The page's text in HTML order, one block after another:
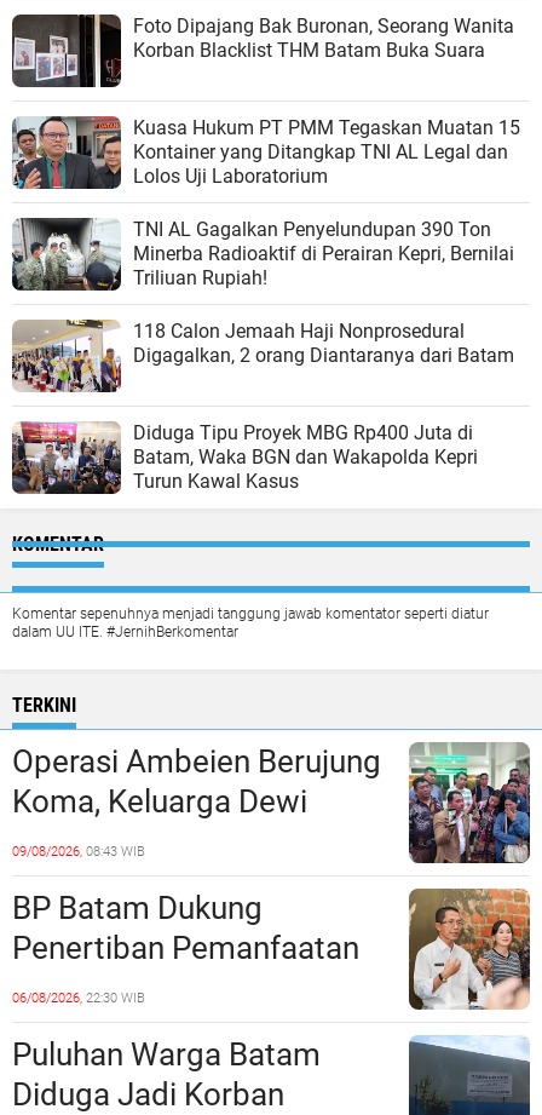
Foto Dipajang Bak Buronan, Seorang Wanita
Korban Blacklist THM Batam Buka Suara
Kuasa Hukum PT PMM Tegaskan Muatan 15
Kontainer yang Ditangkap TNI AL Legal dan
Lolos Uji Laboratorium
TNI AL Gagalkan Penyelundupan 390 Ton
Minerba Radioaktif di Perairan Kepri, Bernilai
Triliuan Rupiah!
118 Calon Jemaah Haji Nonprosedural
Digagalkan, 2 orang Diantaranya dari Batam
Diduga Tipu Proyek MBG Rp400 Juta di
Batam, Waka BGN dan Wakapolda Kepri
Turun Kawal Kasus
KOMENTAR
Komentar sepenuhnya menjadi tanggung jawab komentator seperti diatur
dalam UU ITE. #JernihBerkomentar
TERKINI
Operasi Ambeien Berujung
Koma, Keluarga Dewi
Sartika Polisikan RS Awal
Bros Botania
09/08/2026, 08:43 WIB
BP Batam Dukung
Penertiban Pemanfaatan
Ruang Laut Sesuai
Ketentuan Peraturan
Perundang-undangan
06/08/2026, 22:30 WIB
Puluhan Warga Batam
Diduga Jadi Korban